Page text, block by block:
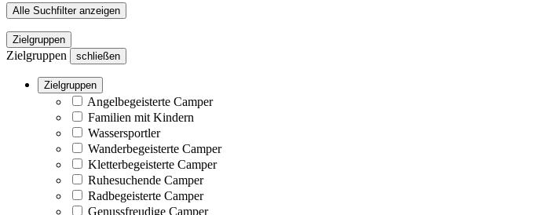
Alle Suchfilter anzeigen
Zielgruppen
Zielgruppen schließen
Zielgruppen
Angelbegeisterte Camper
Familien mit Kindern
Wassersportler
Wanderbegeisterte Camper
Kletterbegeisterte Camper
Ruhesuchende Camper
Radbegeisterte Camper
Genussfreudige Camper